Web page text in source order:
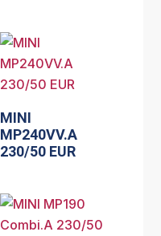
MINI
MP240VV.A
230/50 EUR